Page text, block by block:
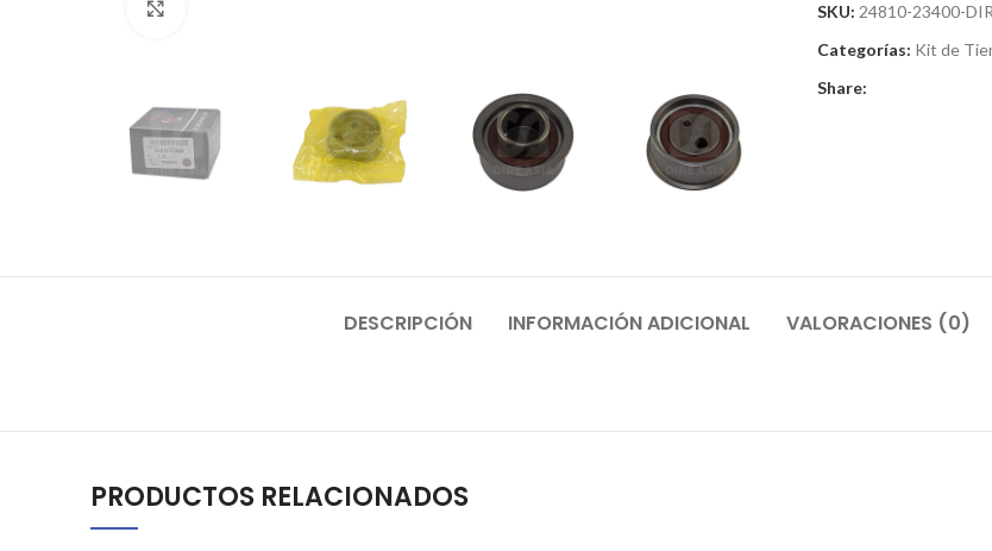
SKU: 24810-23400-
Categorías: Kit de
Share:
DESCRIPCIÓN INFORMACIÓN ADICIONAL VALORACIONES (0)
PRODUCTOS RELACIONADOS